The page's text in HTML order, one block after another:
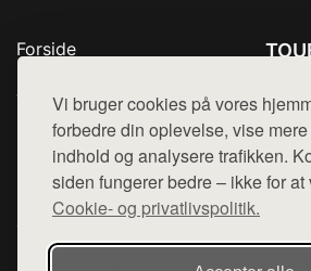
Vi bruger cookies på vores
forbedre din oplevelse, vise
indhold og analysere trafikken.
siden fungerer bedre – ikke for
Cookie- og privatlivspolitik.
Forside
Top Rabatter
Blog
Kontakt
Mail: